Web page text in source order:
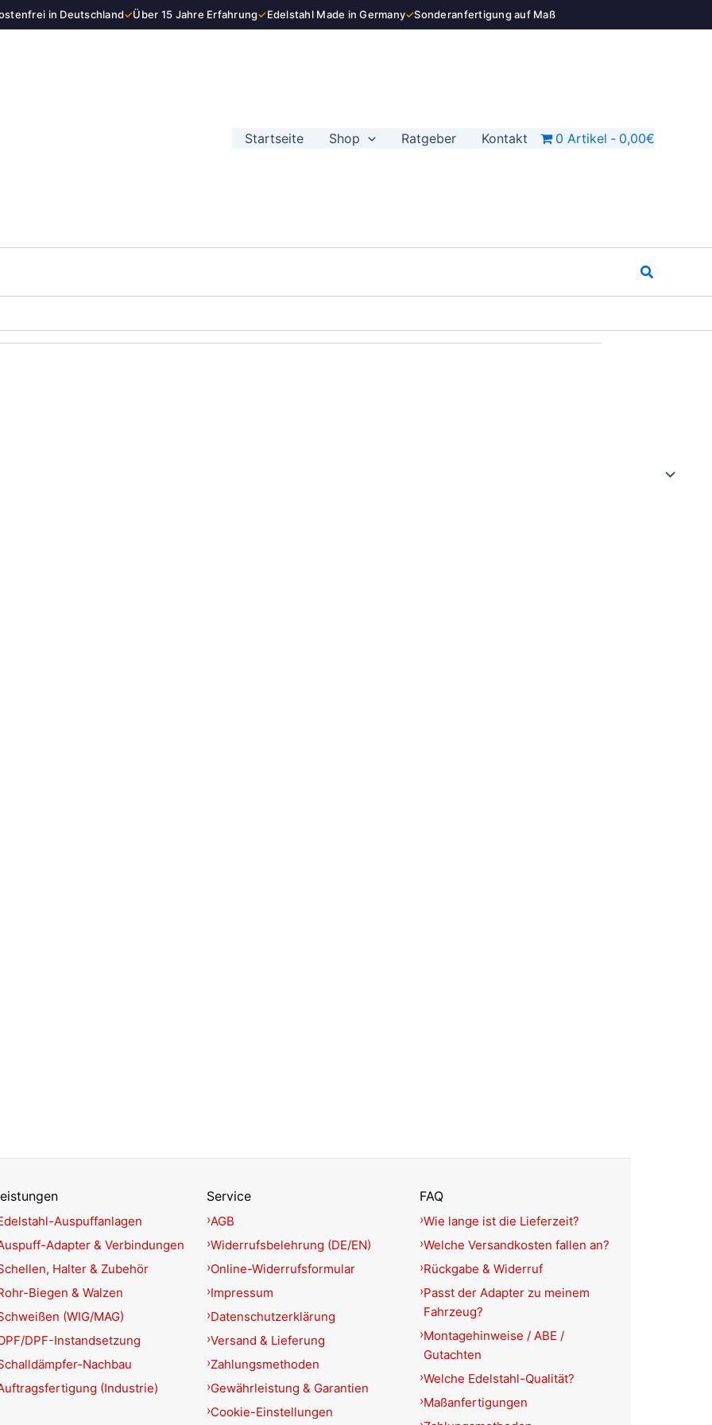
in Deutschland✓Über 15 Jahre Erfahrung✓Edelstahl Made in Germany✓Sonderanfertigung auf Maß
Startseite Shop Ratgeber Kontakt 0 Artikel 0,00€
Suchen
Auspuffanlagen
Adapter & Verbindungen
Halter & Zubehör
Biegen & Walzen
(WIG/MAG)
DPF-Instandsetzung
Nachbau
(Industrie)
Service
AGB
Widerrufsbelehrung (DE/EN)
Online-Widerrufsformular
Impressum
Datenschutzerklärung
Versand & Lieferung
Zahlungsmethoden
Gewährleistung & Garantien
Cookie-Einstellungen
FAQ
Wie lange ist die Lieferzeit?
Welche Versandkosten fallen an?
Rückgabe & Widerruf
Passt der Adapter zu meinem
Fahrzeug?
Montagehinweise / ABE /
Gutachten
Welche Edelstahl-Qualität?
Maßanfertigungen